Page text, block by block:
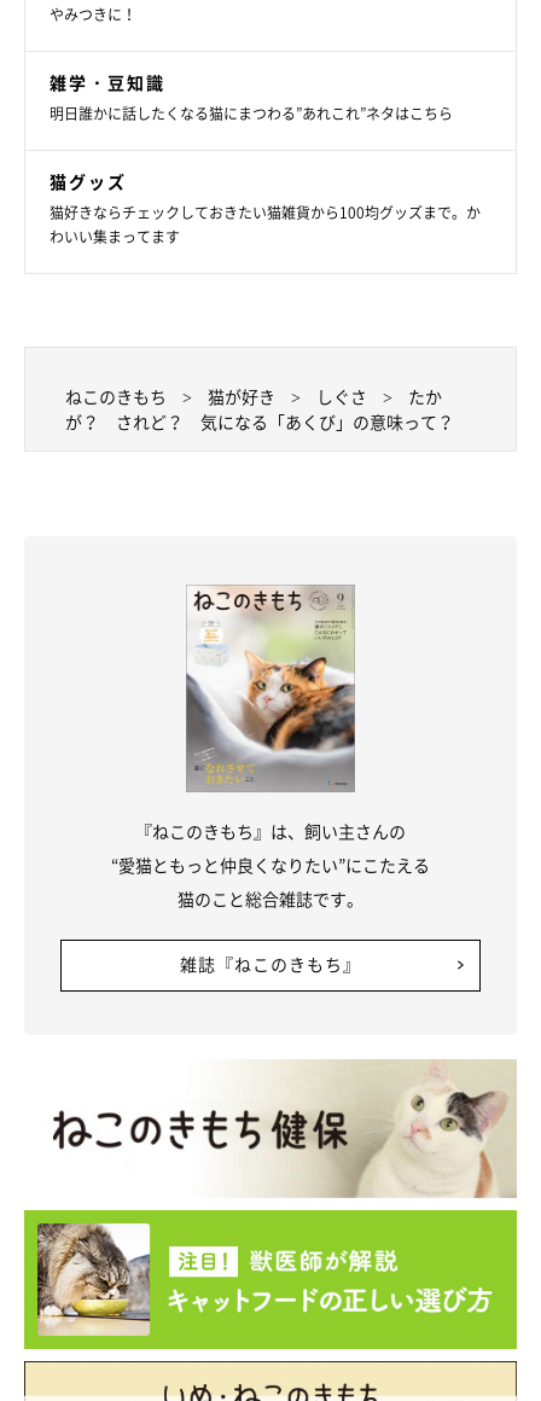
やみつきに！
雑学・豆知識
明日誰かに話したくなる猫にまつわる”あれこれ”ネタはこちら
猫グッズ
猫好きならチェックしておきたい猫雑貨から100均グッズまで。か
わいい集まってます
ねこのきもち 猫が好き しぐさ
たか
が？ されど？ 気になる「あくび」の意味って？
『ねこのきもち』は、飼い主さんの
“愛猫ともっと仲良くなりたい”にこたえる
猫のこと総合雑誌です。
雑誌『ねこのきもち』